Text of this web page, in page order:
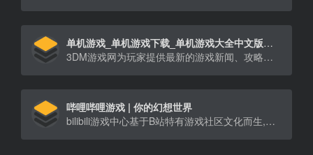
单机游戏_单机游戏下载_单机游戏大全中文版下载_3DM游戏网
3DM游戏网为玩家提供最新的游戏新闻、攻略、单机游戏资源、汉化资源、游戏补丁、游戏论坛等，经过多年努力已成为游戏玩家首要选择的游戏资讯、游戏资源网站。
哔哩哔哩游戏 | 你的幻想世界
bilibili游戏中心基于B站特有游戏社区文化而生,始终尊重玩家与创作者,为玩家提供游戏预约测试信息及各类游戏下载资源,我们将持续为大家带来海内外优秀游戏作品。